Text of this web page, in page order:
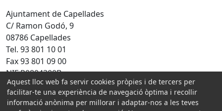
Ajuntament de Capellades
C/ Ramon Godó, 9
08786 Capellades
Tel. 93 801 10 01
Fax 93 801 09 00
NIF P0804300B
Amb la col·laboració de:
Aquest lloc web fa servir cookies pròpies i de tercers per
facilitar-te una experiència de navegació òptima i recollir
informació anònima per millorar i adaptar-nos a les teves